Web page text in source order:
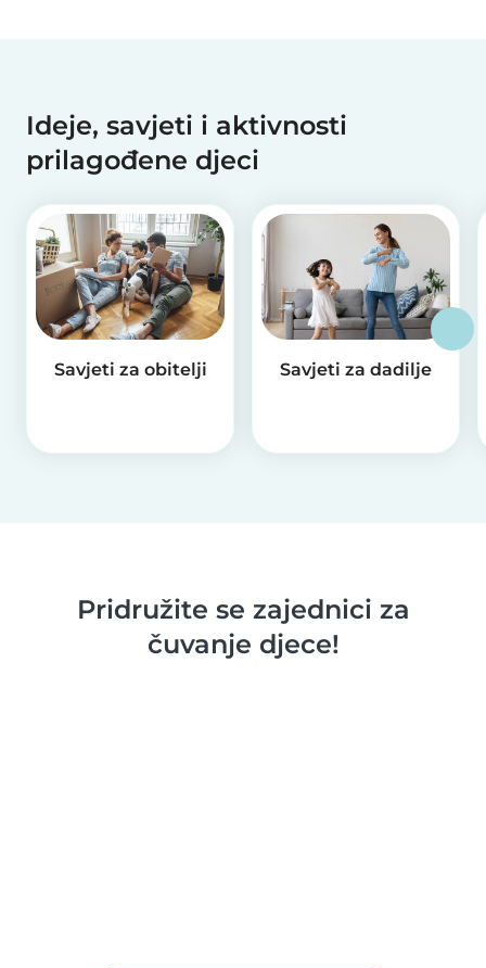
Ideje, savjeti i aktivnosti
prilagođene djeci
Savjeti za obitelji Savjeti za dadilje
Pridružite se zajednici za
čuvanje djece!